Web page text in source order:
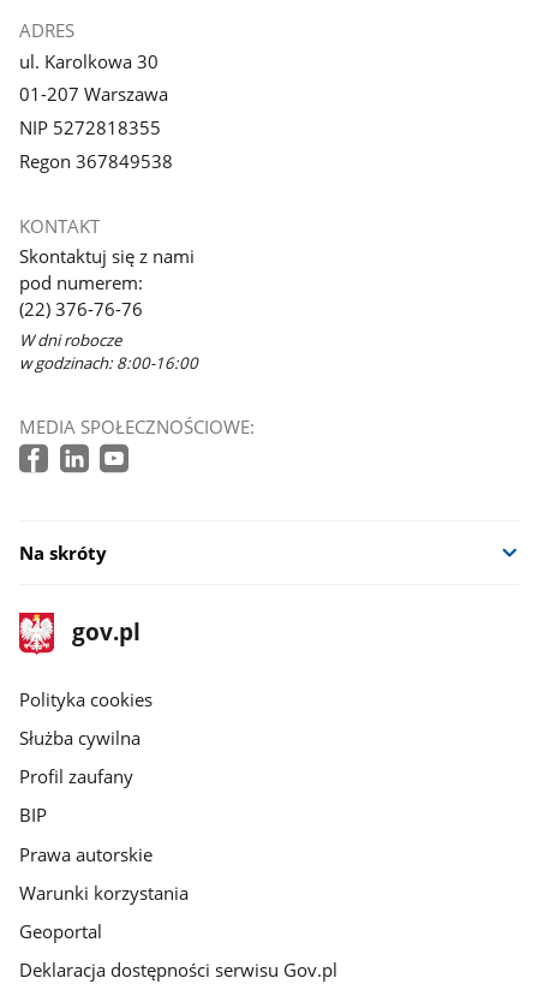
ADRES
ul. Karolkowa 30
01-207 Warszawa
NIP 5272818355
Regon 367849538
KONTAKT
Skontaktuj się z nami
pod numerem:
(22) 376-76-76
W dni robocze
w godzinach: 8:00-16:00
MEDIA SPOŁECZNOŚCIOWE:
Na skróty
stopka
gov.pl
Strona
gov.pl
gov.pl
Polityka cookies
Służba cywilna
Profil zaufany
BIP
Prawa autorskie
Warunki korzystania
Geoportal
Deklaracja dostępności serwisu Gov.pl